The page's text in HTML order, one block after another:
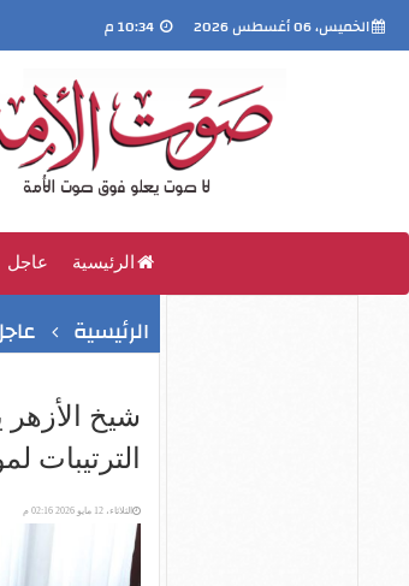
الخميس، 06 أغسطس 2026
الرئيسية عاجل
الرئيسية
شيخ
الترتيبات
الثلاثاء، 12 مايو 2026 02:16 م